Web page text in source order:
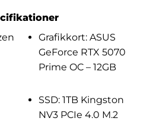
Grafikkort: ASUS
GeForce RTX 5070
Prime OC – 12GB
SSD: 1TB Kingston
NV3 PCIe 4.0 M.2